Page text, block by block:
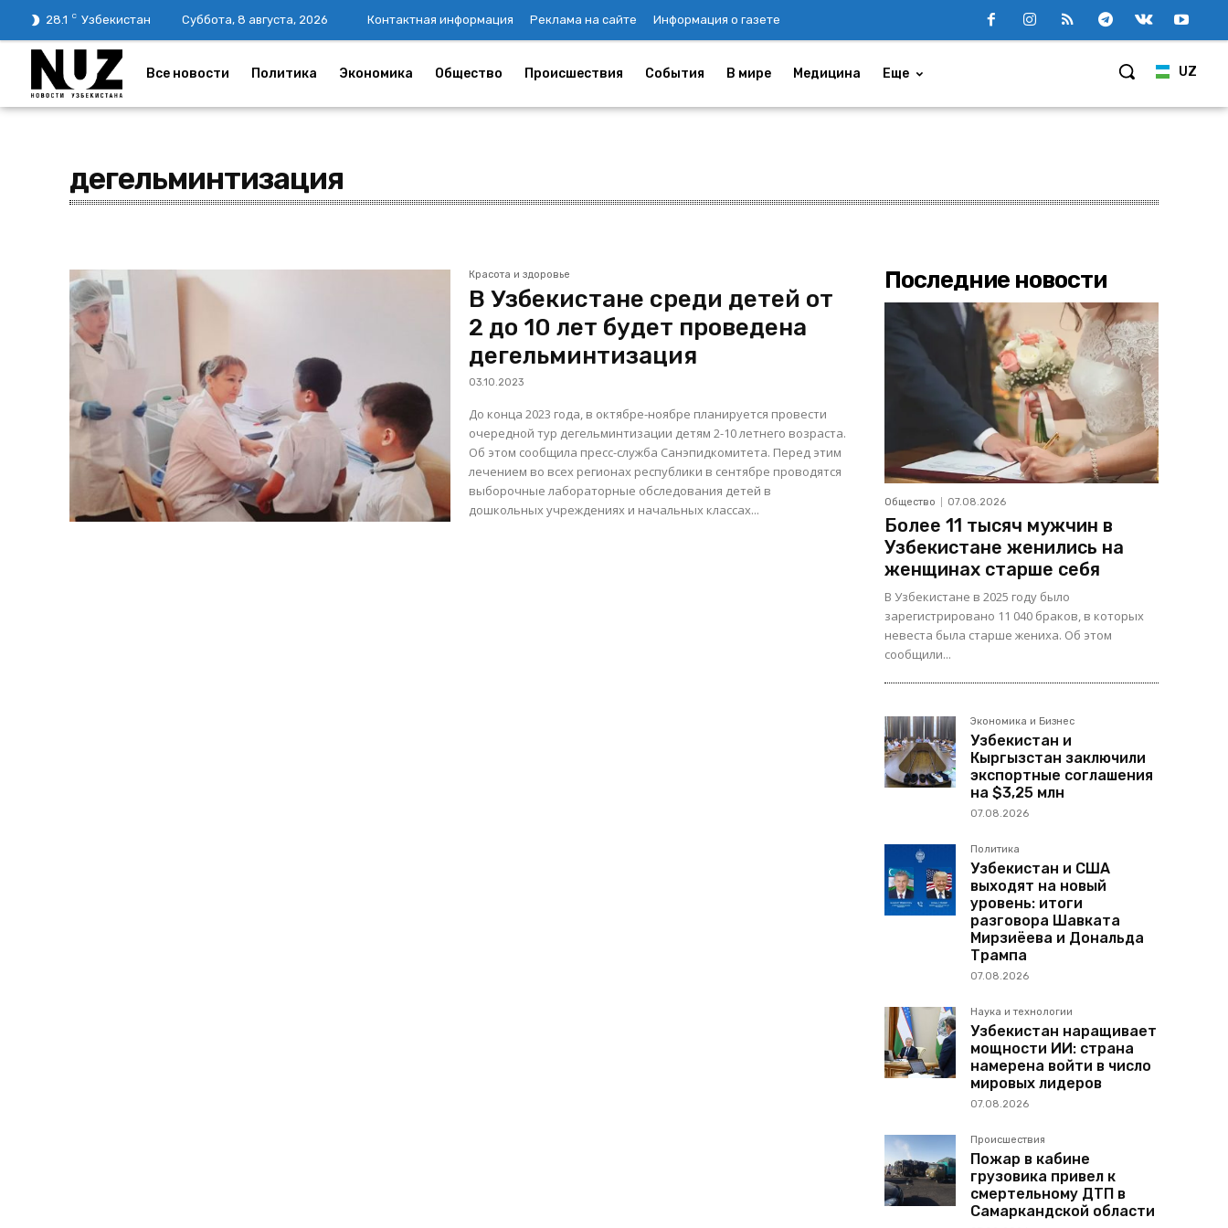
28.1 C Узбекистан Суббота, 8 августа, 2026 Контактная информация Реклама на сайте Информация о газете
UZ
Все новости Политика Экономика Общество Происшествия События В мире Медицина Еще
дегельминтизация
Красота и здоровье
В Узбекистане среди детей от
2 до 10 лет будет проведена
дегельминтизация
03.10.2023
До конца 2023 года, в октябре-ноябре планируется провести
очередной тур дегельминтизации детям 2-10 летнего возраста.
Об этом сообщила пресс-служба Санэпидкомитета. Перед этим
лечением во всех регионах республики в сентябре проводятся
выборочные лабораторные обследования детей в
дошкольных учреждениях и начальных классах...
Последние новости
Общество 07.08.2026
Более 11 тысяч мужчин в
Узбекистане женились на
женщинах старше себя
В Узбекистане в 2025 году было
зарегистрировано 11 040 браков, в которых
невеста была старше жениха. Об этом
сообщили...
Экономика и Бизнес
Узбекистан и
Кыргызстан заключили
экспортные соглашения
на $3,25 млн
07.08.2026
Политика
Узбекистан и США
выходят на новый
уровень: итоги
разговора Шавката
Мирзиёева и Дональда
Трампа
07.08.2026
Наука и технологии
Узбекистан наращивает
мощности ИИ: страна
намерена войти в число
мировых лидеров
07.08.2026
Происшествия
Пожар в кабине
грузовика привел к
смертельному ДТП в
Самаркандской области